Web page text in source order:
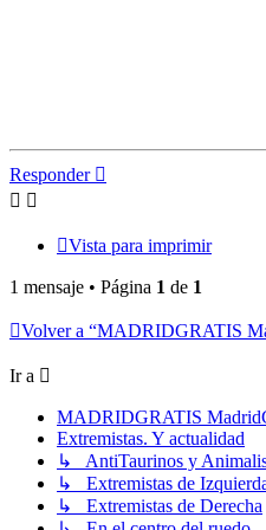
Responder
Vista para imprimir
1 mensaje • Página 1 de 1
Volver a “MADRIDGRATIS
Ir a
MADRIDGRATIS
Extremistas. Y actualidad
↳ AntiTaurinos y
↳ Extremistas de
↳ Extremistas de Derecha